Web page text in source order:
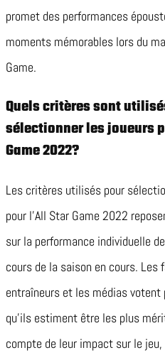
promet des performances
moments mémorables lors du
Game.
Quels critères sont
sélectionner les joueurs
Game 2022?
Les critères utilisés pour
pour l’All Star Game 2022
sur la performance individuelle
cours de la saison en cours. Les
entraîneurs et les médias votent
qu’ils estiment être les plus
compte de leur impact sur le